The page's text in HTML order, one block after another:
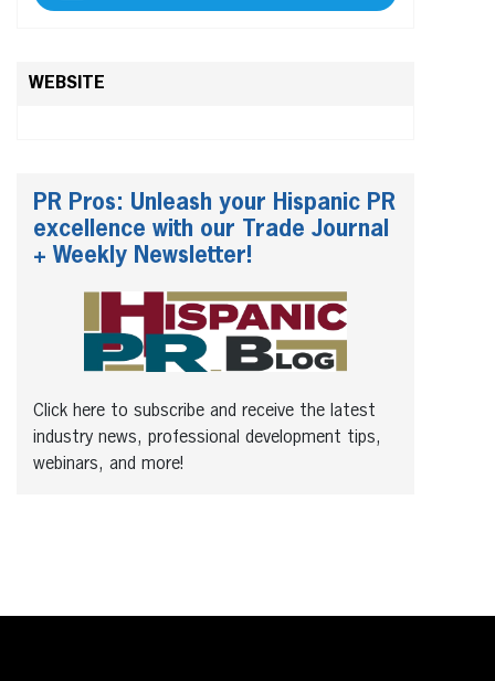
WEBSITE
PR Pros: Unleash your Hispanic PR
excellence with our Trade Journal
+ Weekly Newsletter!
Click here to subscribe and receive the latest
industry news, professional development tips,
webinars, and more!